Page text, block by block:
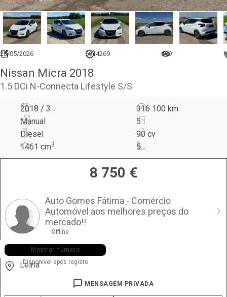
28/05/2026 6914269 699 0
Nissan Micra 2018
1.5 DCi N-Connecta Lifestyle S/S
2018 / 3
316 100 km
Manual
5
Diesel
90 cv
1461 cm3 5
8 750 €
Auto Gomes Fátima - Comércio
Automóvel aos melhores preços do
mercado!!
Offline
+351 919 ••• •38
Mostrar número
Disponível após registo
Leiria
MENSAGEM PRIVADA